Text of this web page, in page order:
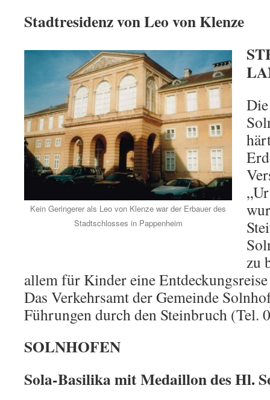
Stadtresidenz von Leo von Klenze
Kein Geringerer als Leo von Klenze war der Erbauer des
Stadtschlosses in Pappenheim
zu
allem für Kinder eine
Das Verkehrsamt der Gemeinde
Führungen durch den Steinbruch (Tel.
SOLNHOFEN
Sola-Basilika mit Medaillon des Hl.